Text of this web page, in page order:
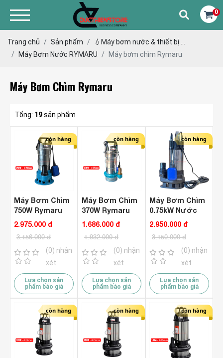
0
Trang chủ Sản phẩm
💧Máy bơm nước & thiết bị ...
Máy Bơm Nước RYMARU
Máy bơm chìm Rymaru
Máy Bơm Chìm Rymaru
Tổng: 19sản phẩm
còn hàng
Máy Bơm Chìm
750W Rymaru
RY-WP750 Phao
2.975.000 đ
3.156.000 đ
(0) nhận
xét
Lựa chọn sản
phẩm báo giá
còn hàng
Máy Bơm Chìm
370W Rymaru
RY-SP450 Phao
1.686.000 đ
1.932.000 đ
(0) nhận
xét
Lựa chọn sản
phẩm báo giá
còn hàng
Máy Bơm Chìm
0.75kW Nước
Thải Rymaru RY-
Ngắt
2.950.000 đ
3.150.000 đ
(0) nhận
xét
Lựa chọn sản
phẩm báo giá
còn hàng còn hàng còn hàng